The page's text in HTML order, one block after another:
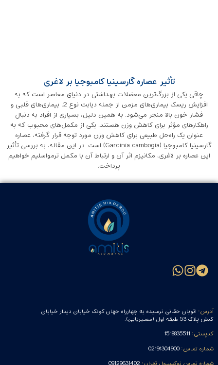
تأثیر عصاره گارسینیا کامبوجیا بر لاغری
چاقی یکی از بزرگ‌ترین معضلات بهداشتی در دنیای معاصر است که به
افزایش ریسک بیماری‌های مزمن از جمله دیابت نوع 2، بیماری‌های قلبی و
فشار خون بالا منجر می‌شود. به همین دلیل، بسیاری از افراد به دنبال
راهکارهای مؤثر برای کاهش وزن هستند. یکی از مکمل‌های محبوب که به
عنوان یک راه‌حل طبیعی برای کاهش وزن مورد توجه قرار گرفته، عصاره
گارسینیا کامبوجیا (Garcinia cambogia) است. در این مقاله، به بررسی تأثیر
این عصاره بر لاغری، مکانیزم اثر آن و ارتباط آن با مکمل ترمواسلیم خواهیم
پرداخت.
آدرس: اتوبان حقانی نرسیده به چهارراه جهان کودک خیابان دیدار خیابان
کیش پلاک 53 طبقه اول (مسیریابی).
کدپستی: 1518835511
شماره تماس: 02191304900